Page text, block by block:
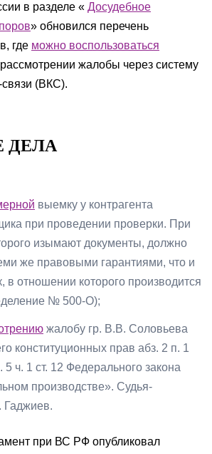
в разделе « Досудебное
» обновился перечень
где можно воспользоваться
жалобы через систему
(ВКС).
ДЕЛА
выемку у контрагента
при проведении проверки. При
изымают документы, должно
же правовыми гарантиями, что и
в отношении которого производится
№ 500-О);
жалобу гр. В.В. Соловьева
конституционных прав абз. 2 п. 1
ч. 1 ст. 12 Федерального закона
производстве». Судья-
Гаджиев.
при ВС РФ опубликовал